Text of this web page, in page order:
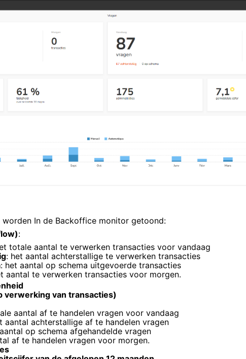
In de Backoffice monitor getoond:
:
totale aantal te verwerken transacties voor vandaag
: het aantal achterstallige te verwerken transacties
: het aantal op schema uitgevoerde transacties
aantal te verwerken transacties voor morgen.
verwerking van transacties)
aantal af te handelen vragen voor vandaag
aantal achterstallige af te handelen vragen
op schema afgehandelde vragen
af te handelen vragen voor morgen.